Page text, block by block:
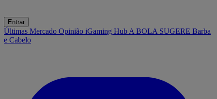
Entrar
Últimas Mercado Opinião iGaming Hub A BOLA SUGERE Barba
e Cabelo